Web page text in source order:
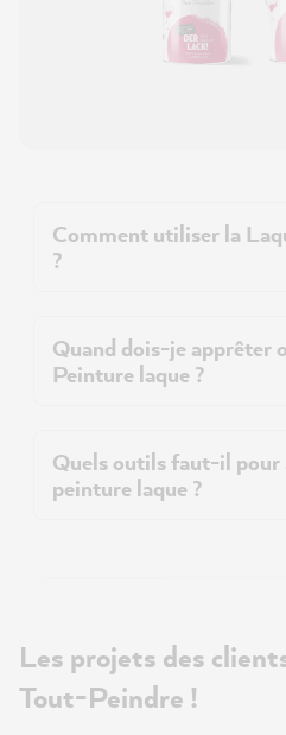
Comment utiliser la
?
Quand dois-je apprêter
Peinture laque ?
Quels outils faut-il pour
peinture laque ?
Les projets des
Tout-Peindre !